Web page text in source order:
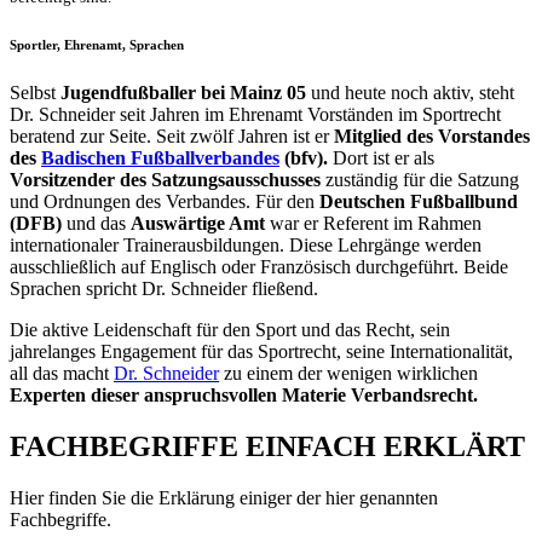
Sportler, Ehrenamt, Sprachen
Selbst Jugendfußballer bei Mainz 05 und heute noch aktiv, steht
Dr. Schneider seit Jahren im Ehrenamt Vorständen im Sportrecht
beratend zur Seite. Seit zwölf Jahren ist erMitglied des Vorstandes
des Badischen Fußballverbandes (bfv). Dort ist er als
Vorsitzender des Satzungsausschusses zuständig für die Satzung
und Ordnungen des Verbandes. Für den Deutschen Fußballbund
(DFB) und das Auswärtige Amt war er Referent im Rahmen
internationaler Trainerausbildungen. Diese Lehrgänge werden
ausschließlich auf Englisch oder Französisch durchgeführt. Beide
Sprachen spricht Dr. Schneider fließend.
Die aktive Leidenschaft für den Sport und das Recht, sein
jahrelanges Engagement für das Sportrecht, seine Internationalität,
all das macht Dr. Schneiderzu einem der wenigen wirklichen
Experten dieser anspruchsvollen Materie Verbandsrecht.
FACHBEGRIFFE EINFACH ERKLÄRT
Hier finden Sie die Erklärung einiger der hier genannten
Fachbegriffe.